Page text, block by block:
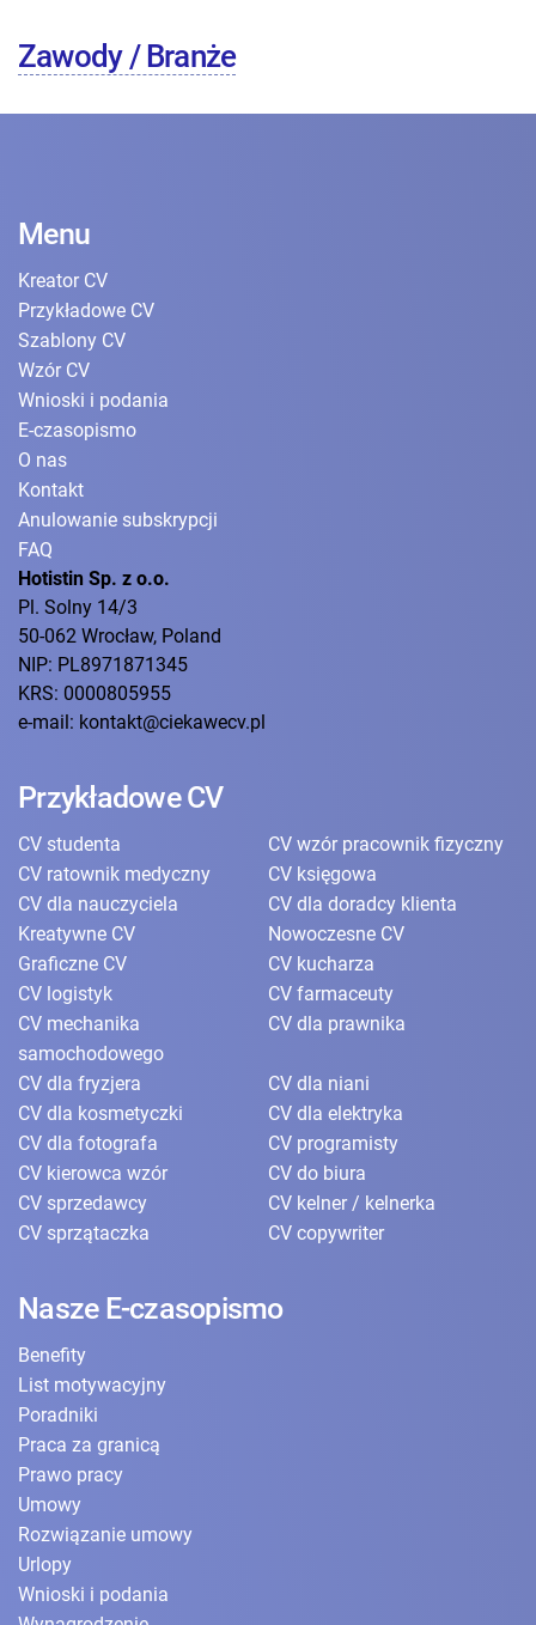
Zawody / Branże
Menu
Kreator CV
Przykładowe CV
Szablony CV
Wzór CV
Wnioski i podania
E-czasopismo
O nas
Kontakt
Anulowanie subskrypcji
FAQ
Hotistin Sp. z o.o.
Pl. Solny 14/3
50-062 Wrocław, Poland
NIP: PL8971871345
KRS: 0000805955
e-mail: kontakt@ciekawecv.pl
Przykładowe CV
CV studenta
CV wzór pracownik fizyczny
CV ratownik medyczny
CV księgowa
CV dla nauczyciela
CV dla doradcy klienta
Kreatywne CV
Nowoczesne CV
Graficzne CV
CV kucharza
CV logistyk
CV farmaceuty
CV mechanika
samochodowego
CV dla prawnika
CV dla fryzjera
CV dla niani
CV dla kosmetyczki
CV dla elektryka
CV dla fotografa
CV programisty
CV kierowca wzór
CV do biura
CV sprzedawcy
CV kelner / kelnerka
CV sprzątaczka
CV copywriter
Nasze E-czasopismo
Benefity
List motywacyjny
Poradniki
Praca za granicą
Prawo pracy
Umowy
Rozwiązanie umowy
Urlopy
Wnioski i podania